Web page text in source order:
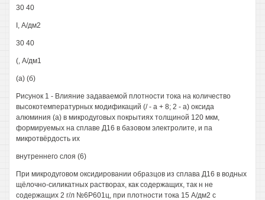
30 40
I, А/дм2
30 40
(, А/дм1
(а) (б)
Рисунок 1 - Влияние задаваемой плотности тока на количество
высокотемпературных модификаций (/ - а + 8; 2 - а) оксида
алюминия (а) в микродуговых покрытиях толщиной 120 мкм,
формируемых на сплаве Д16 в базовом электролите, и па
микротвёрдость их
внутреннего слоя (6)
При микродуговом оксидировании образцов из сплава Д16 в водных
щёлочно-силикатных растворах, как содержащих, так н не
содержащих 2 г/л №6Р601ц, при плотности тока 15 А/дм2 с